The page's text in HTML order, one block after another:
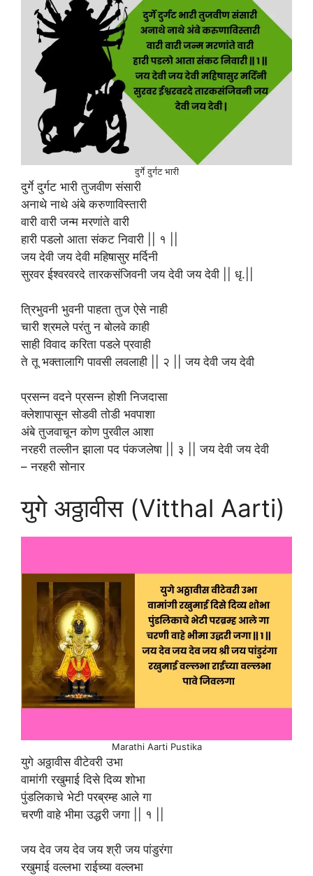
दुर्गे दुर्गट भारी
दुर्गे दुर्गट भारी तुजवीण संसारी
अनाथे नाथे अंबे करुणाविस्तारी
वारी वारी जन्म मरणांते वारी
हारी पडलो आता संकट निवारी || १ ||
जय देवी जय देवी महिषासुर मर्दिनी
सुरवर ईश्वरवरदे तारकसंजिवनी जय देवी जय देवी || धृ.||
त्रिभुवनी भुवनी पाहता तुज ऐसे नाही
चारी श्रमले परंतु न बोलवे काही
साही विवाद करिता पडले प्रवाही
ते तू भक्तालागि पावसी लवलाही || २ || जय देवी जय देवी
प्रसन्न वदने प्रसन्न होशी निजदासा
क्लेशापासून सोडवी तोडी भवपाशा
अंबे तुजवाचून कोण पुरवील आशा
नरहरी तल्लीन झाला पद पंकजलेषा || ३ || जय देवी जय देवी
– नरहरी सोनार
युगे अठ्ठावीस (Vitthal Aarti)
Marathi Aarti Pustika
युगे अठ्ठावीस वीटेवरी उभा
वामांगी रखुमाई दिसे दिव्य शोभा
पुंडलिकाचे भेटी परब्रम्ह आले गा
चरणी वाहे भीमा उद्धरी जगा || १ ||
जय देव जय देव जय श्री जय पांडुरंगा
रखुमाई वल्लभा राईच्या वल्लभा